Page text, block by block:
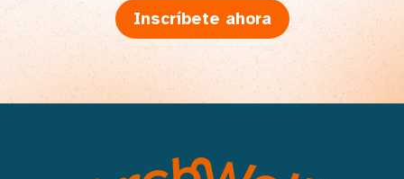
Inscríbete ahora